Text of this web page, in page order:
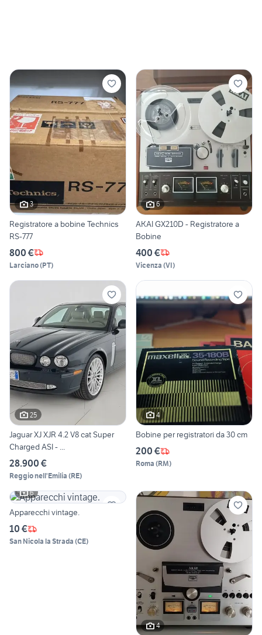
3
Registratore a bobine Technics
RS-777
800 €
Larciano(PT)
6
AKAI GX210D - Registratore a
Bobine
400 €
Vicenza (VI)
25
Jaguar XJ XJR 4.2 V8 cat Super
Charged ASI - ...
28.900 €
Reggio nell'Emilia (RE)
4
Bobine per registratori da 30 cm
200 €
Roma (RM)
6
Apparecchi vintage.
10 €
San Nicola la Strada (CE)
4